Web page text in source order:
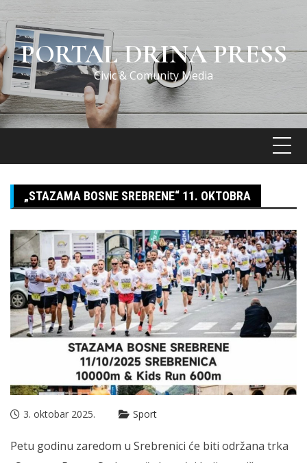
Skip
to
contentPORTAL DRINA PRESS
Civic & Comunity Media
„STAZAMA BOSNE SREBRENE“ 11. OKTOBRA
3. oktobar 2025. Sport
Petu godinu zaredom u Srebrenici će biti održana trka